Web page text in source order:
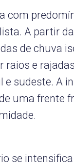
com
A partir
de chuva
raios e
e sudeste. A
uma frente
se